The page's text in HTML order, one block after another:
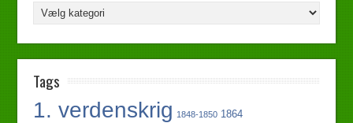
Tags
1. verdenskrig 1848-1850 1864